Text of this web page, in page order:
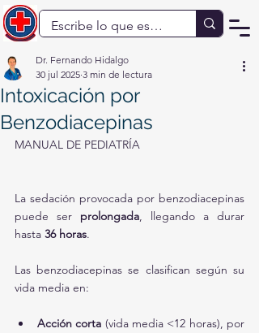
Intoxicación por
Benzodiacepinas
Dr. Fernando Hidalgo
30 jul 2025 3 min de lectura
MANUAL DE PEDIATRÍA
La sedación provocada por benzodiacepinas
puede ser prolongada, llegando a durar
hasta 36 horas.
Las benzodiacepinas se clasifican según su
vida media en:
Acción corta (vida media <12 horas), por